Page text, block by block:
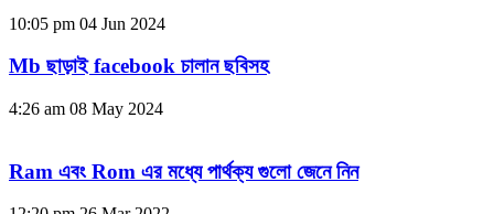
10:05 pm 04 Jun 2024
Mb ছাড়াই facebook চালান ছবিসহ
4:26 am 08 May 2024
Ram এবং Rom এর মধ্যে পার্থক্য গুলো জেনে নিন